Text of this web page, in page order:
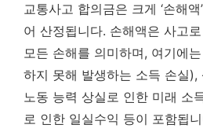
교통사고 합의금은 크게 ‘손해액
어 산정됩니다. 손해액은 사고
모든 손해를 의미하며, 여기에
하지 못해 발생하는 소득 손실),
노동 능력 상실로 인한 미래 소
로 인한 일실수익 등이 포함됩